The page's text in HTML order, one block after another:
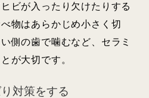
ビが入ったり欠けたりする
物はあらかじめ小さく切
側の歯で噛むなど、セラミ
が大切です。
対策をする